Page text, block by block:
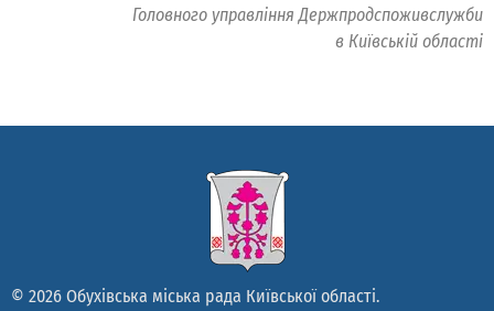
Головного управління Держпродспоживслужби
в Київській області
© 2026 Обухівська міська рада Київської області.